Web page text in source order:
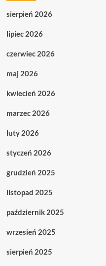
sierpień 2026
lipiec 2026
czerwiec 2026
maj 2026
kwiecień 2026
marzec 2026
luty 2026
styczeń 2026
grudzień 2025
listopad 2025
październik 2025
wrzesień 2025
sierpień 2025